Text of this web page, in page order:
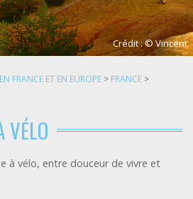
Crédit : © Vincent
FRANCE ET EN EUROPE > FRANCE >
VÉLO
à vélo, entre douceur de vivre et